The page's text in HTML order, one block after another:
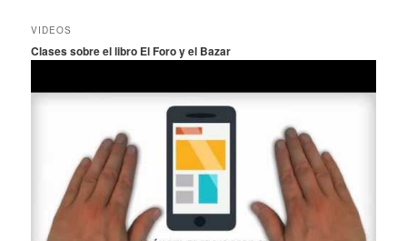
c
r
VIDEOS
Clases sobre el libro El Foro y el Bazar